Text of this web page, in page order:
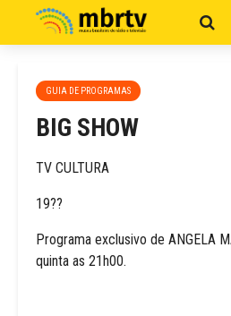
GUIA DE PROGRAMAS
BIG SHOW
TV CULTURA
19??
Programa exclusivo de ANGELA
quinta as 21h00.